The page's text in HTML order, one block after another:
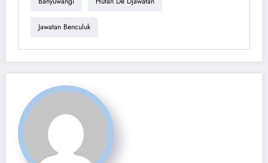
Jawatan Benculuk